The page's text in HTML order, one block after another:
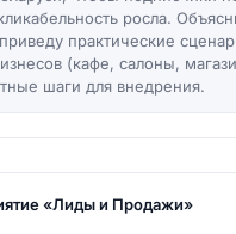
росла.
практические
(кафе, салоны,
шаги для внедрения.
«Лиды и Продажи»